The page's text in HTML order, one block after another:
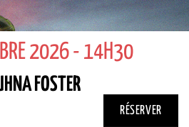
2026 - 14H30
FOSTER
RÉSERVER